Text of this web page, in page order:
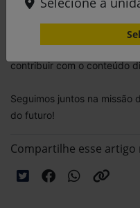
Agradecemos a todos os
contribuir com o conteúdo
Seguimos juntos na missão
do futuro!
Compartilhe esse artigo